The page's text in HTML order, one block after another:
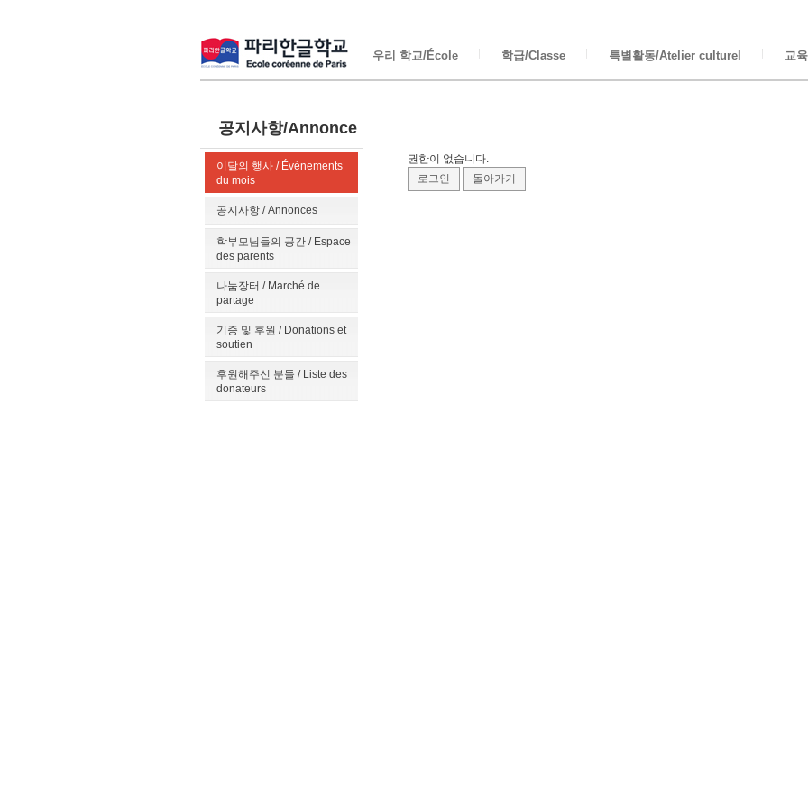
우리 학교/École 학급/Classe 특별활동/Atelier culturel 교
공지사항/Annonce
이달의 행사 / Événements
du mois
공지사항 / Annonces
학부모님들의 공간 / Espace
des parents
나눔장터 / Marché de
partage
기증 및 후원 / Donations et
soutien
후원해주신 분들 / Liste des
donateurs
권한이 없습니다.
로그인
돌아가기